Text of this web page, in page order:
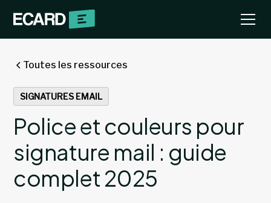
Toutes les ressources
SIGNATURES EMAIL
Police et couleurs pour
signature mail : guide
complet 2025